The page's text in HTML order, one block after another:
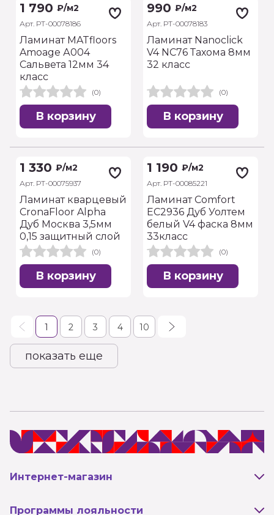
1 790 ₽/м2
Арт. РТ-00078186
Ламинат MATfloors
Amoage А004
Сальвета 12мм 34
класс
(0)
В корзину
990 ₽/м2
Арт. РТ-00078183
Ламинат Nanoclick
V4 NC76 Тахома 8мм
32 класс
(0)
В корзину
1 330 ₽/м2
Арт. РТ-00075937
Ламинат кварцевый
CronaFloor Alpha
Дуб Москва 3,5мм
0,15 защитный слой
(0)
В корзину
1 190 ₽/м2
Арт. РТ-00085221
Ламинат Comfort
EC2936 Дуб Уолтем
белый V4 фаска 8мм
33класс
(0)
В корзину
1 2 3 4 10
показать еще
Интернет-магазин
Программы лояльности